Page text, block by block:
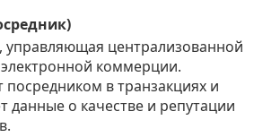
управляющая централизованной
коммерции.
посредником в транзакциях и
данные о качестве и репутации